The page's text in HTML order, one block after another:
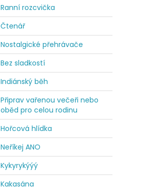
Ranní rozcvička
Čtenář
Nostalgické přehrávače
Bez sladkostí
Indiánský běh
Připrav vařenou večeři nebo
oběd pro celou rodinu
Hořcová hlídka
Neříkej ANO
Kykyrykýýý
Kakasána